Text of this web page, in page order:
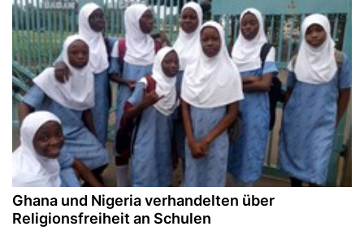
Ghana und Nigeria verhandelten über
Religionsfreiheit an Schulen